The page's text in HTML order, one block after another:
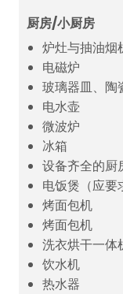
厨房/小厨房
炉灶与抽油烟
电磁炉
玻璃器皿、陶
电水壶
微波炉
冰箱
设备齐全的厨
电饭煲（应要
烤面包机
烤面包机
洗衣烘干一体
饮水机
热水器